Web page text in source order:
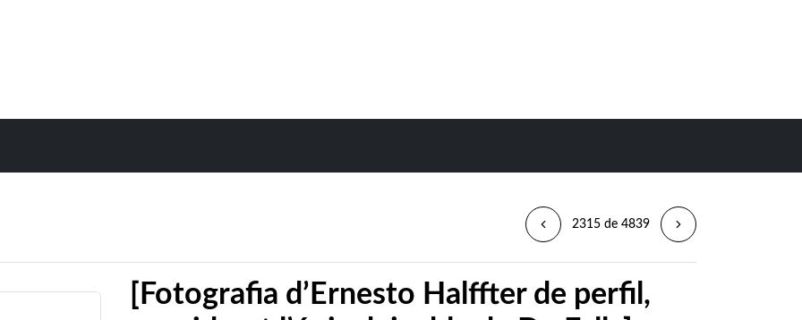
2315 de 4839
[Fotografia d’Ernesto Halffter de perfil,